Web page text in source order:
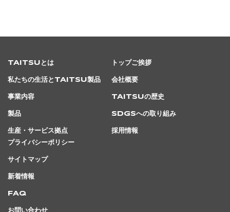
TAITSUとは
私たちの生活とTAITSU製品
事業内容
製品
生産・サービス拠点
トップご挨拶
会社概要
TAITSUの歴史
SDGsへの取り組み
採用情報
プライバシーポリシー
サイトマップ
新着情報
FAQ
お問い合わせ